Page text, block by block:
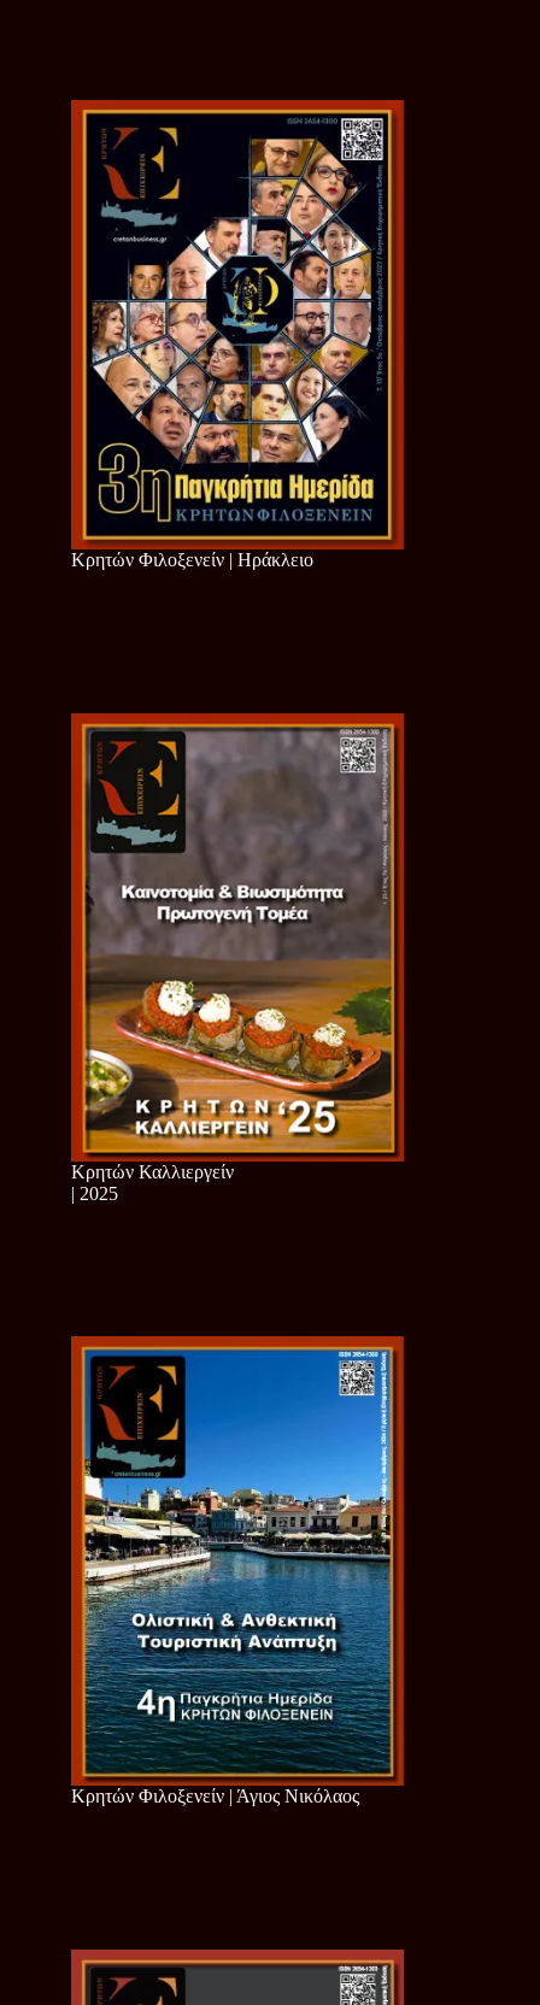
Κρητών Φιλοξενείν | Ηράκλειο
Κρητών Καλλιεργείν
| 2025
Κρητών Φιλοξενείν | Άγιος Νικόλαος